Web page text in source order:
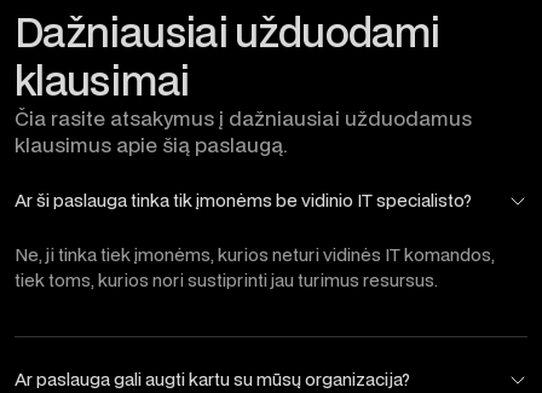
Dažniausiai užduodami
klausimai
Čia rasite atsakymus į dažniausiai užduodamus
klausimus apie šią paslaugą.
Ar ši paslauga tinka tik įmonėms be vidinio IT specialisto?
Ne, ji tinka tiek įmonėms, kurios neturi vidinės IT komandos,
tiek toms, kurios nori sustiprinti jau turimus resursus.
Ar paslauga gali augti kartu su mūsų organizacija?